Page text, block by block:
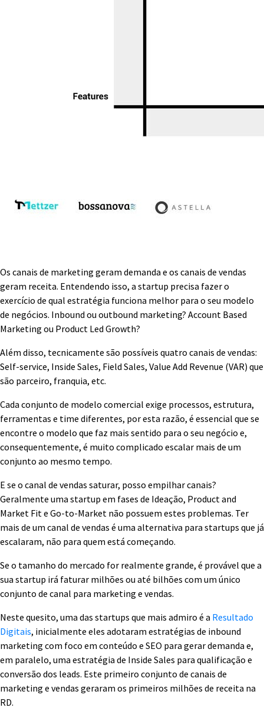
Os canais de marketing geram demanda e os canais de vendas
geram receita. Entendendo isso, a startup precisa fazer o
exercício de qual estratégia funciona melhor para o seu modelo
de negócios. Inbound ou outbound marketing? Account Based
Marketing ou Product Led Growth?
Além disso, tecnicamente são possíveis quatro canais de vendas:
Self-service, Inside Sales, Field Sales, Value Add Revenue (VAR) que
são parceiro, franquia, etc.
Cada conjunto de modelo comercial exige processos, estrutura,
ferramentas e time diferentes, por esta razão, é essencial que se
encontre o modelo que faz mais sentido para o seu negócio e,
consequentemente, é muito complicado escalar mais de um
conjunto ao mesmo tempo.
E se o canal de vendas saturar, posso empilhar canais?
Geralmente uma startup em fases de Ideação, Product and
Market Fit e Go-to-Market não possuem estes problemas. Ter
mais de um canal de vendas é uma alternativa para startups que já
escalaram, não para quem está começando.
Se o tamanho do mercado for realmente grande, é provável que a
sua startup irá faturar milhões ou até bilhões com um único
conjunto de canal para marketing e vendas.
Neste quesito, uma das startups que mais admiro é a Resultado
Digitais, inicialmente eles adotaram estratégias de inbound
marketing com foco em conteúdo e SEO para gerar demanda e,
em paralelo, uma estratégia de Inside Sales para qualificação e
conversão dos leads. Este primeiro conjunto de canais de
marketing e vendas geraram os primeiros milhões de receita na
RD.